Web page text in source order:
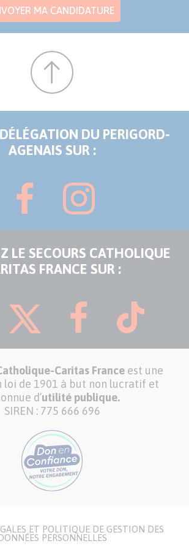
MA CANDIDATURE
DU PERIGORD-
AGENAIS SUR :
LE SECOURS CATHOLIQUE
FRANCE SUR :
Caritas France est une
loi de 1901 à but non lucratif et
d’utilité publique.
SIREN : 775 666 696
ET POLITIQUE DE GESTION DES
PERSONNELLES